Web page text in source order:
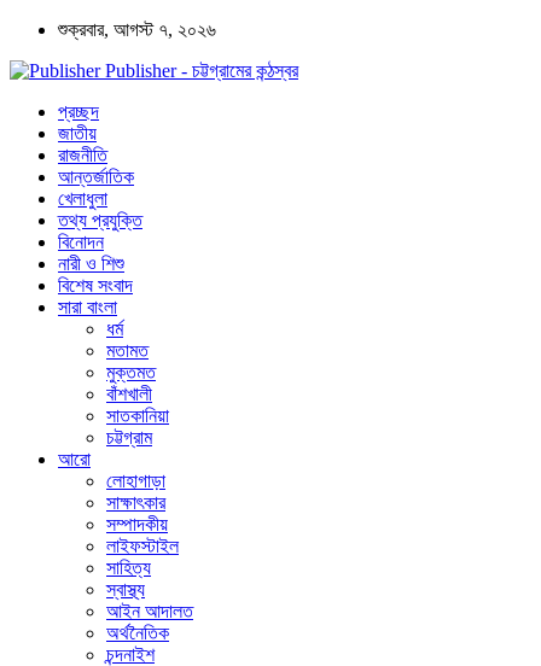
শুক্রবার, আগস্ট ৭, ২০২৬
Publisher - চট্টগ্রামের কন্ঠস্বর
প্রচ্ছদ
জাতীয়
রাজনীতি
আন্তর্জাতিক
খেলাধুলা
তথ্য প্রযুক্তি
বিনোদন
নারী ও শিশু
বিশেষ সংবাদ
সারা বাংলা
ধর্ম
মতামত
মুক্তমত
বাঁশখালী
সাতকানিয়া
চট্টগ্রাম
আরো
লোহাগাড়া
সাক্ষাৎকার
সম্পাদকীয়
লাইফস্টাইল
সাহিত্য
স্বাস্থ্য
আইন আদালত
অর্থনৈতিক
চন্দনাইশ